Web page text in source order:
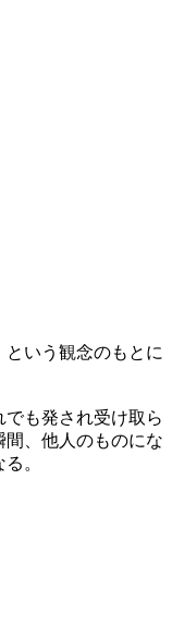
いう観念のもとに
も発され受け取ら
、他人のものにな
。